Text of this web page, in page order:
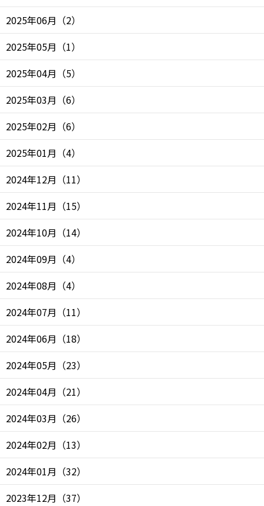
2025年06月 （2）
2025年05月 （1）
2025年04月 （5）
2025年03月 （6）
2025年02月 （6）
2025年01月 （4）
2024年12月 （11）
2024年11月 （15）
2024年10月 （14）
2024年09月 （4）
2024年08月 （4）
2024年07月 （11）
2024年06月 （18）
2024年05月 （23）
2024年04月 （21）
2024年03月 （26）
2024年02月 （13）
2024年01月 （32）
2023年12月 （37）